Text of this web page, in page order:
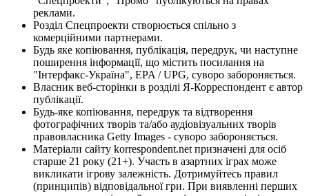
реклами.
Розділ Спецпроекти створюється спільно з
комерційними партнерами.
Будь яке копіювання, публікація, передрук, чи наступне
поширення інформації, що містить посилання на
"Інтерфакс-Україна", EPA / UPG, суворо забороняється.
Власник веб-сторінки в розділі Я-Корреспондент є автор
публікації.
Будь-яке копіювання, передрук та відтворення
фотографічних творів та/або аудіовізуальних творів
правовласника Getty Images - суворо забороняється.
Матеріали сайту korrespondent.net призначені для осіб
старше 21 року (21+). Участь в азартних іграх може
викликати ігрову залежність. Дотримуйтесь правил
(принципів) відповідальної гри. При виявленні перших